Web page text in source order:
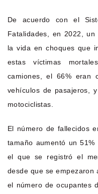
De acuerdo con el
Fatalidades, en 2022,
la vida en choques que
estas víctimas
camiones, el 66% eran
vehículos de pasajeros,
motociclistas.
El número de fallecidos
tamaño aumentó un
el que se registró el
desde que se empezaron
el número de ocupantes